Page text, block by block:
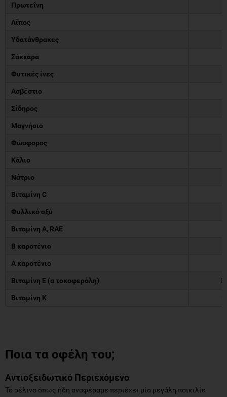
Πρωτεΐνη
Λίπος
Υδατάνθρακες
Σάκχαρα
Φυτικές ίνες
Ασβέστιο
Σίδηρος
Μαγνήσιο
Φώσφορος
Κάλιο
Νάτριο
Βιταμίνη C
Φυλλικό οξύ
Βιταμίνη Α, RAE
Β καροτένιο
Α καροτένιο
Βιταμίνη Ε (α τοκοφερόλη)
Βιταμίνη Κ
Ποια τα οφέλη του;
Αντιοξειδωτικό Περιεχόμενο
Το σέλινο όπως ήδη αναφέραμε περιέχει μία μεγάλη ποικιλία